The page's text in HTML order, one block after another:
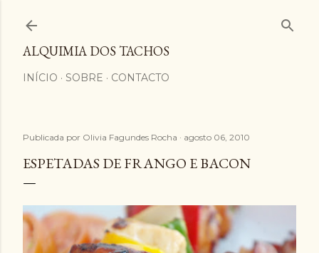
ALQUIMIA DOS TACHOS
INÍCIO SOBRE CONTACTO
Publicada por Olivia Fagundes Rocha agosto 06, 2010
ESPETADAS DE FRANGO E BACON